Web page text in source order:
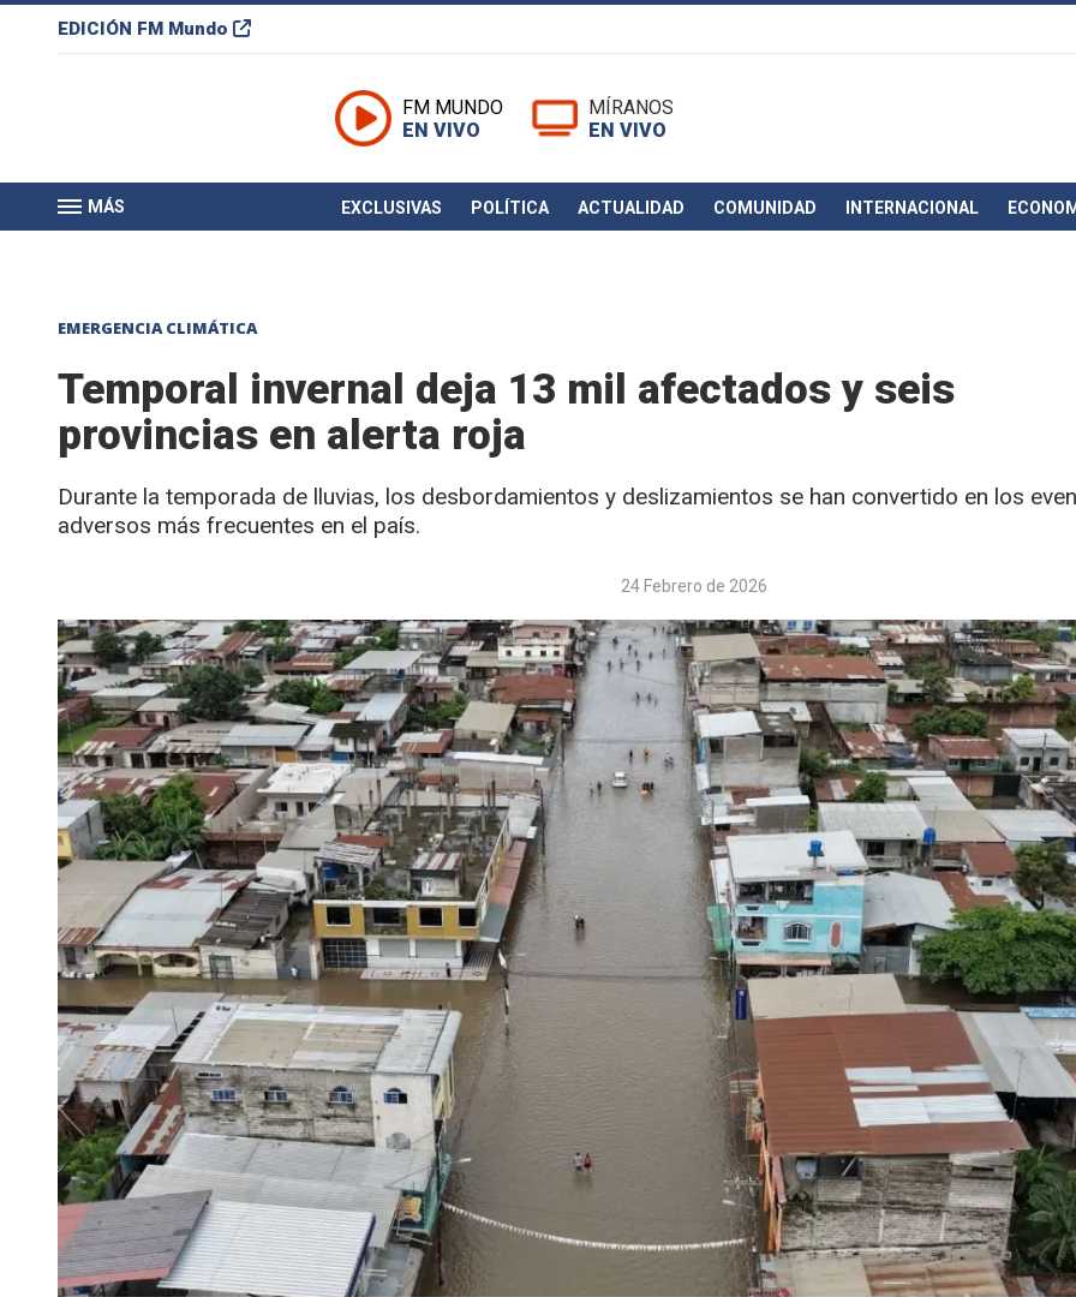
EDICIÓN FM Mundo
FM MUNDO
EN VIVO
MÍRANOS
EN VIVO
MÁS EXCLUSIVAS POLÍTICA ACTUALIDAD COMUNIDAD INTERNACIONAL
EMERGENCIA CLIMÁTICA
Temporal invernal deja 13 mil afectados y seis
provincias en alerta roja
Durante la temporada de lluvias, los desbordamientos y deslizamientos se han convertido en los
adversos más frecuentes en el país.
24 Febrero de 2026